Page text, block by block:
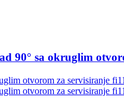
90° sa okruglim